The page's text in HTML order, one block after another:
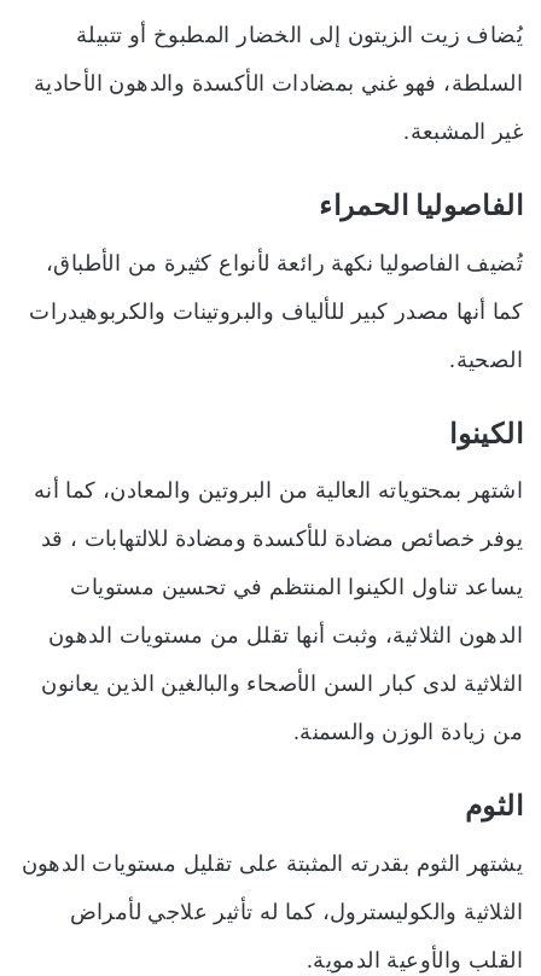
يُضاف زيت الزيتون إلى الخضار المطبوخ أو تتبيلة
السلطة، فهو غني بمضادات الأكسدة والدهون الأحادية
غير المشبعة.
الفاصوليا الحمراء
تُضيف الفاصوليا نكهة رائعة لأنواع كثيرة من الأطباق،
كما أنها مصدر كبير للألياف والبروتينات والكربوهيدرات
الصحية.
الكينوا
اشتهر بمحتوياته العالية من البروتين والمعادن، كما أنه
يوفر خصائص مضادة للأكسدة ومضادة للالتهابات ، قد
يساعد تناول الكينوا المنتظم في تحسين مستويات
الدهون الثلاثية، وثبت أنها تقلل من مستويات الدهون
الثلاثية لدى كبار السن الأصحاء والبالغين الذين يعانون
من زيادة الوزن والسمنة.
الثوم
يشتهر الثوم بقدرته المثبتة على تقليل مستويات الدهون
الثلاثية والكوليسترول، كما له تأثير علاجي لأمراض
القلب والأوعية الدموية.